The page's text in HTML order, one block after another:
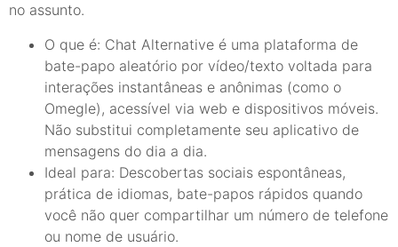
no assunto.
O que é: Chat Alternative é uma plataforma de
bate-papo aleatório por vídeo/texto voltada para
interações instantâneas e anônimas (como o
Omegle), acessível via web e dispositivos móveis.
Não substitui completamente seu aplicativo de
mensagens do dia a dia.
Ideal para: Descobertas sociais espontâneas,
prática de idiomas, bate-papos rápidos quando
você não quer compartilhar um número de telefone
ou nome de usuário.